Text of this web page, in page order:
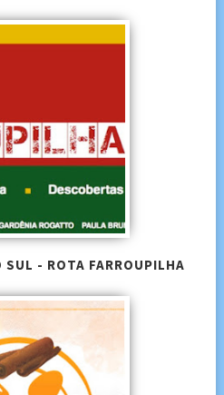
SUL - ROTA FARROUPILHA